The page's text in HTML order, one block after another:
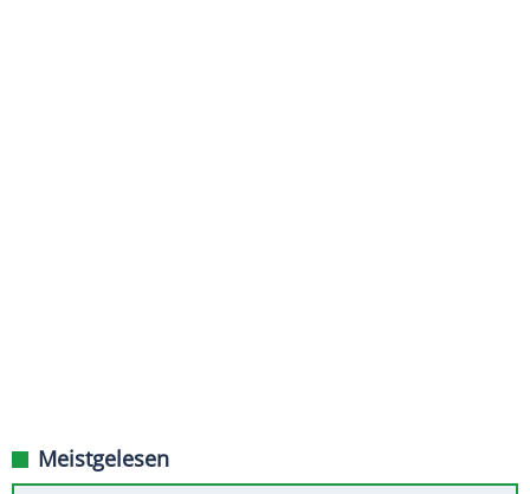
Meistgelesen